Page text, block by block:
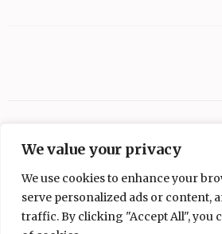
We value your privacy
We use cookies to enhance your
serve personalized ads or content,
traffic. By clicking "Accept All", you
Copyright © 2026Ezüst-Híd.